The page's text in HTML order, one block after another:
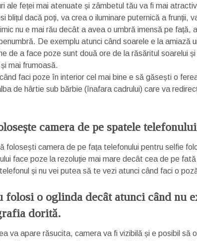
ale feței mai atenuate și zâmbetul tău va fi mai
blițul dacă poți, va crea o iluminare puternică a frunții,
nu e mai rău decât a avea o umbră imensă pe față,
De exemplu atunci când soarele e la amiază
de a face poze sunt două ore de la răsăritul soarelui
mai frumoasă.
faci poze în interior cel mai bine e să găsești o
de hârtie sub bărbie (înafara cadrului) care va
camera de pe spatele
folosești camera de pe fața telefonului pentru selfie
face poze la rezoluție mai mare decât cea de pe
și nu vei putea să te vezi atunci când faci o
folosi o oglinda decât atunci când nu
dorită.
va apare răsucita, camera va fi vizibilă și e posibil să